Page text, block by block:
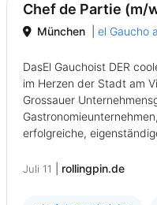
Chef de Partie (m/
München el Gaucho
DasEl Gauchoist DER
im Herzen der Stadt am
Grossauer
erfolgreiche,
Juli 11 rollingpin.de